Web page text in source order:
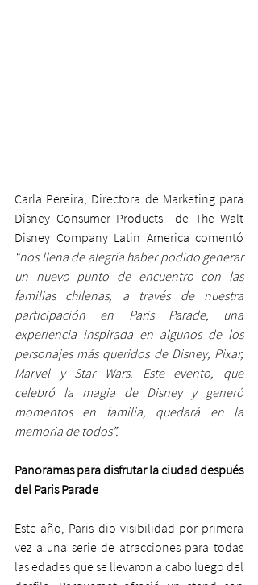
Carla Pereira, Directora de Marketing para
Disney Consumer Products  de The Walt
“nos llena de alegría haber podido generar
un nuevo punto de encuentro con las
familias chilenas, a través de nuestra
participación en Paris Parade, una
experiencia inspirada en algunos de los
personajes más queridos de Disney, Pixar,
Marvel y Star Wars. Este evento, que
celebró la magia de Disney y generó
momentos en familia, quedará en la
memoria de todos”.
Panoramas para disfrutar la ciudad después
del Paris Parade
Este año, Paris dio visibilidad por primera
vez a una serie de atracciones para todas
las edades que se llevaron a cabo luego del